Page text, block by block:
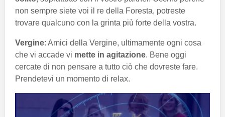
non sempre siete voi il re della Foresta, potreste
trovare qualcuno con la grinta più forte della vostra.
Vergine: Amici della Vergine, ultimamente ogni cosa
che vi accade vi mette in agitazione. Bene oggi
cercate di non pensare a tutto ciò che dovreste fare.
Prendetevi un momento di relax.